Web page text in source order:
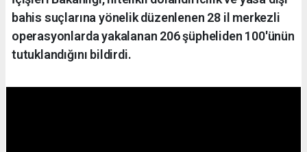
bahis suçlarına yönelik düzenlenen 28 il merkezli
operasyonlarda yakalanan 206 şüpheliden 100'ünün
tutuklandığını bildirdi.